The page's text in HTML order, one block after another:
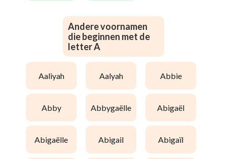
Andere voornamen
die beginnen met de
letter A
aaliyah aalyah abbie
abby abbygaëlle abigaël
abigaëlle abigail abigaïl